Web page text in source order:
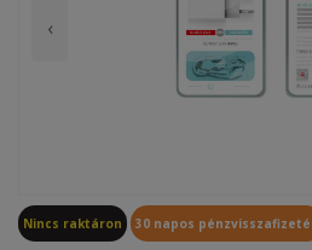
‹
Nincs raktáron 30 napos